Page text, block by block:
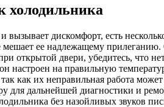
холодильника
дискомфорт, есть
ее надлежащему прилеганию.
открытой двери, убедитесь, что
настроен на правильную
как их неправильная работа
для дальнейшей диагностики и
без назойливых звуков